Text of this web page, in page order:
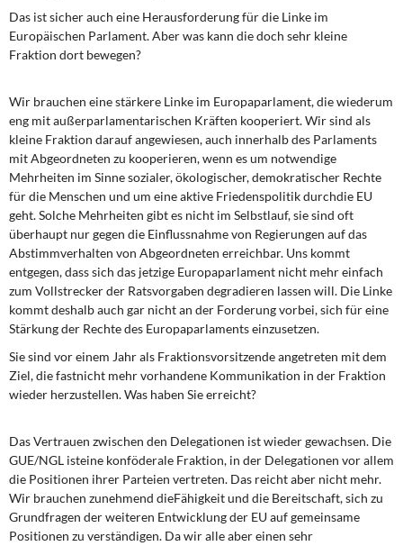
Das ist sicher auch eine Herausforderung für die Linke im
Europäischen Parlament. Aber was kann die doch sehr kleine
Fraktion dort bewegen?
Wir brauchen eine stärkere Linke im Europaparlament, die wiederum
eng mit außerparlamentarischen Kräften kooperiert. Wir sind als
kleine Fraktion darauf angewiesen, auch innerhalb des Parlaments
mit Abgeordneten zu kooperieren, wenn es um notwendige
Mehrheiten im Sinne sozialer, ökologischer, demokratischer Rechte
für die Menschen und um eine aktive Friedenspolitik durchdie EU
geht. Solche Mehrheiten gibt es nicht im Selbstlauf, sie sind oft
überhaupt nur gegen die Einflussnahme von Regierungen auf das
Abstimmverhalten von Abgeordneten erreichbar. Uns kommt
entgegen, dass sich das jetzige Europaparlament nicht mehr einfach
zum Vollstrecker der Ratsvorgaben degradieren lassen will. Die Linke
kommt deshalb auch gar nicht an der Forderung vorbei, sich für eine
Stärkung der Rechte des Europaparlaments einzusetzen.
Sie sind vor einem Jahr als Fraktionsvorsitzende angetreten mit dem
Ziel, die fastnicht mehr vorhandene Kommunikation in der Fraktion
wieder herzustellen. Was haben Sie erreicht?
Das Vertrauen zwischen den Delegationen ist wieder gewachsen. Die
GUE/NGL isteine konföderale Fraktion, in der Delegationen vor allem
die Positionen ihrer Parteien vertreten. Das reicht aber nicht mehr.
Wir brauchen zunehmend dieFähigkeit und die Bereitschaft, sich zu
Grundfragen der weiteren Entwicklung der EU auf gemeinsame
Positionen zu verständigen. Da wir alle aber einen sehr